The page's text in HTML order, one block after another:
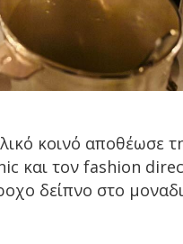
κοινό αποθέωσε
και τον fashion
δείπνο στο